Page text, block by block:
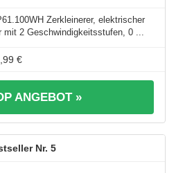
Zerkleinerer, elektrischer
mit 2 Geschwindigkeitsstufen, 0 ...
€
ANGEBOT »
5